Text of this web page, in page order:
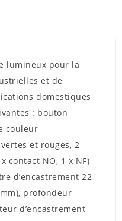
lumineux pour la
et de
domestiques
: bouton
couleur
et rouges, 2
contact NO, 1 x NF)
d’encastrement 22
profondeur
d’encastrement